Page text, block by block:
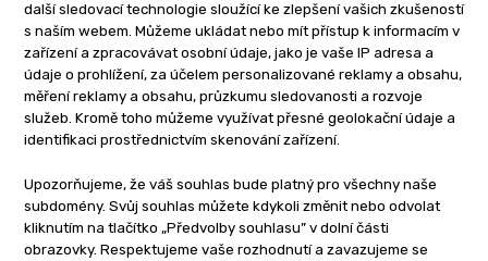
O nás
Kontakt
Reklama
Zásady soukromí
Cookies
Etický kodex
Redakce
další sledovací technologie sloužící ke zlepšení vašich zkušeností
s naším webem. Můžeme ukládat nebo mít přístup k informacím v
zařízení a zpracovávat osobní údaje, jako je vaše IP adresa a
údaje o prohlížení, za účelem personalizované reklamy a obsahu,
měření reklamy a obsahu, průzkumu sledovanosti a rozvoje
služeb. Kromě toho můžeme využívat přesné geolokační údaje a
identifikaci prostřednictvím skenování zařízení.
Upozorňujeme, že váš souhlas bude platný pro všechny naše
subdomény. Svůj souhlas můžete kdykoli změnit nebo odvolat
kliknutím na tlačítko „Předvolby souhlasu” v dolní části
obrazovky. Respektujeme vaše rozhodnutí a zavazujeme se